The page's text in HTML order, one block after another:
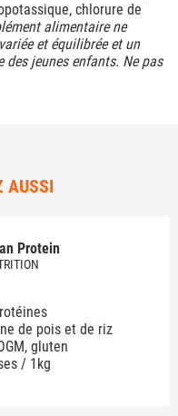
chlorure de
alimentaire ne
et équilibrée et un
des jeunes enfants. Ne pas
AUSSI
Protein
de pois et de riz
gluten
/ 1kg